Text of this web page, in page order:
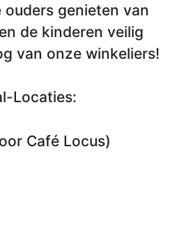
ouders genieten van
de kinderen veilig
van onze winkeliers!
Locaties:
Café Locus)